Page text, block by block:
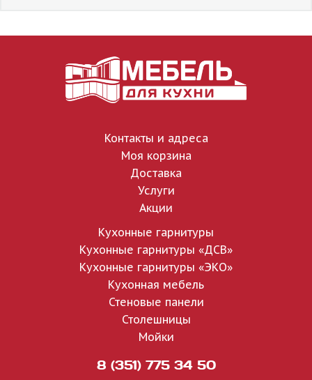
Контакты и адреса
Моя корзина
Доставка
Услуги
Акции
Кухонные гарнитуры
Кухонные гарнитуры «ДСВ»
Кухонные гарнитуры «ЭКО»
Кухонная мебель
Стеновые панели
Столешницы
Мойки
8 (351) 775 34 50